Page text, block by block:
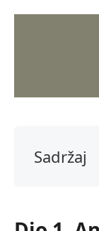
Sadržaj
Besplatni